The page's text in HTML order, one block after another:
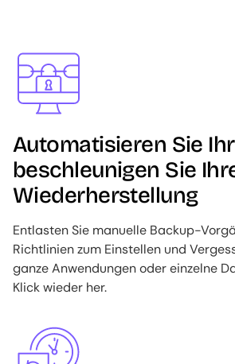
Image
Automatisieren Sie
beschleunigen Sie
Wiederherstellung
Entlasten Sie manuelle Backup-
Richtlinien zum Einstellen und
ganze Anwendungen oder einzelne
Klick wieder her.
Image